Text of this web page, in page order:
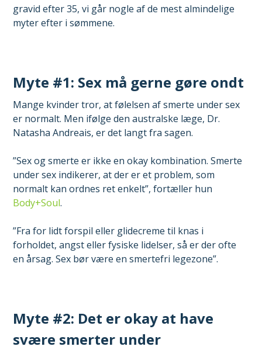
gravid efter 35, vi går nogle af de mest almindelige
myter efter i sømmene.
Myte #1: Sex må gerne gøre ondt
Mange kvinder tror, at følelsen af smerte under sex
er normalt. Men ifølge den australske læge, Dr.
Natasha Andreais, er det langt fra sagen.
”Sex og smerte er ikke en okay kombination. Smerte
under sex indikerer, at der er et problem, som
normalt kan ordnes ret enkelt”, fortæller hun
Body+Soul.
”Fra for lidt forspil eller glidecreme til knas i
forholdet, angst eller fysiske lidelser, så er der ofte
en årsag. Sex bør være en smertefri legezone”.
Myte #2: Det er okay at have
svære smerter under